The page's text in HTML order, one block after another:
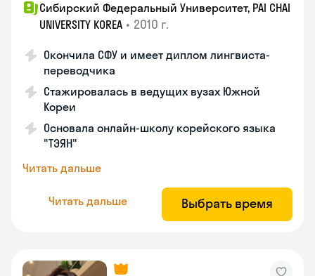
Сибирский Федеральный Университет, PAI CHAI
UNIVERSITY KOREA • 2010 г.
Окончила СФУ и имеет диплом лингвиста-
переводчика
Стажировалась в ведущих вузах Южной
Кореи
Основала онлайн-школу корейского языка
"ТЭЯН"
Читать дальше
Читать дальше Выбрать время